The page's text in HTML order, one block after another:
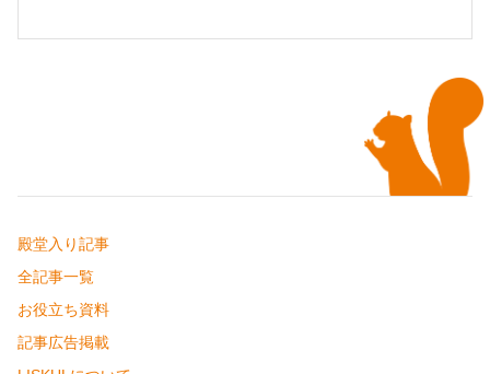
殿堂入り記事
全記事一覧
お役立ち資料
記事広告掲載